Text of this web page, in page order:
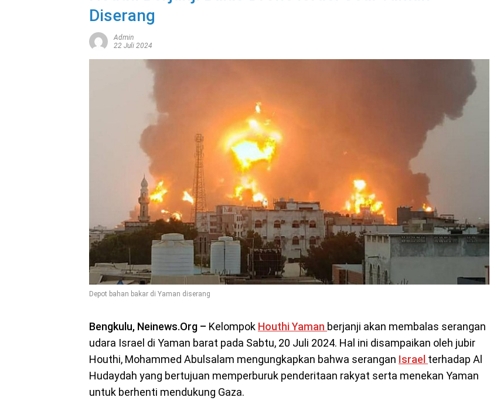
Diserang
Admin
22 Juli 2024
Depot bahan bakar di Yaman diserang
Bengkulu, Neinews.Org – Kelompok HouthiYaman berjanji akan membalas serangan
udara Israel di Yaman barat pada Sabtu, 20 Juli 2024. Hal ini disampaikan oleh jubir
Houthi, Mohammed Abulsalam mengungkapkan bahwa serangan Israel terhadap Al
Hudaydah yang bertujuan memperburuk penderitaan rakyat serta menekan Yaman
untuk berhenti mendukung Gaza.